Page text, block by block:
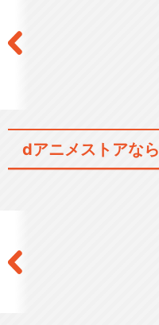
dアニメストアなら